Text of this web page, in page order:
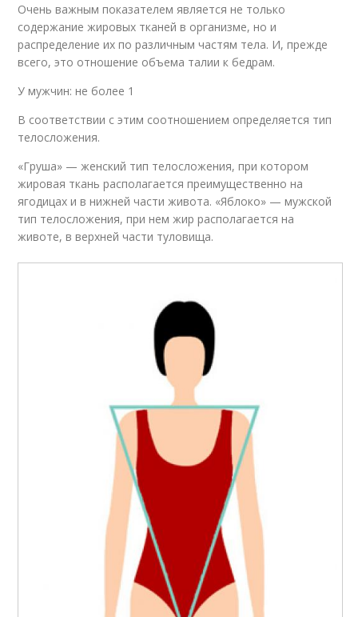
Очень важным показателем является не только
содержание жировых тканей в организме, но и
распределение их по различным частям тела. И, прежде
всего, это отношение объема талии к бедрам.
У мужчин: не более 1
В соответствии с этим соотношением определяется тип
телосложения.
«Груша» — женский тип телосложения, при котором
жировая ткань располагается преимущественно на
ягoдицах и в нижней части живота. «Яблоко» — мужской
тип телосложения, при нем жир располагается на
животе, в верхней части туловища.